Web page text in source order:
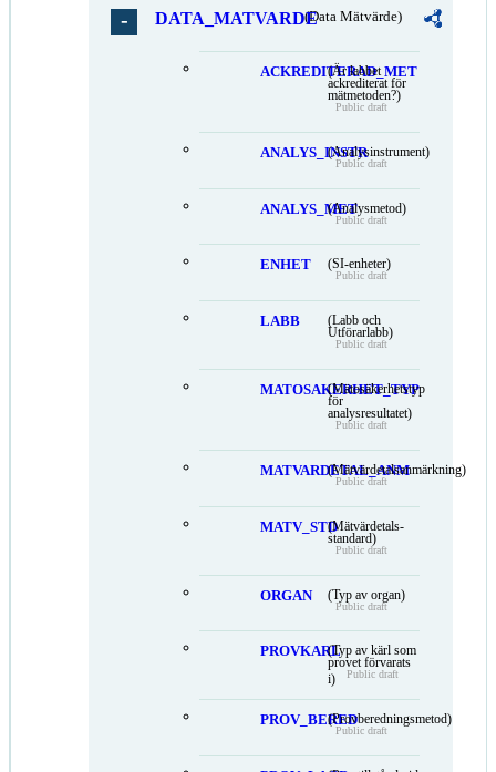
DATA_MATVARDE(Data Mätvärde)
ACKREDITERAD_MET
(Är labbet
ackrediterat för
mätmetoden?)
Public draft
ANALYS_INSTR(Analysinstrument)
Public draft
ANALYS_MET(Analysmetod)
Public draft
ENHET (SI-enheter)
Public draft
LABB
(Labb och
Utförarlabb)
Public draft
MATOSAKERHET_TYP
(Mätosäkerhetstyp
för
analysresultatet)
Public draft
MATVARDETAL_ANM
(Mätvärdetalsanmärkning)
Public draft
MATV_STD(Mätvärdetals-
standard)
Public draft
ORGAN (Typ av organ)
Public draft
PROVKARL(Typ av kärl som
provet förvarats
i)
Public draft
PROV_BERED(Provberedningsmetod)
Public draft